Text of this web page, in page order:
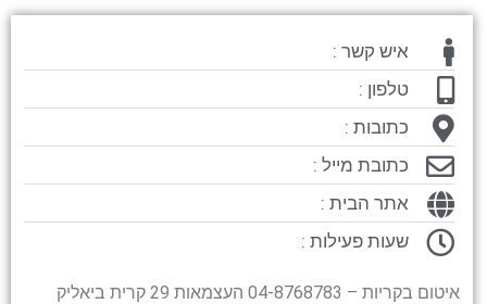
איש קשר :
טלפון :
כתובות :
כתובת מייל :
אתר הבית :
שעות פעילות :
איטום בקריות – 04-8768783 העצמאות 29 קרית ביאליק